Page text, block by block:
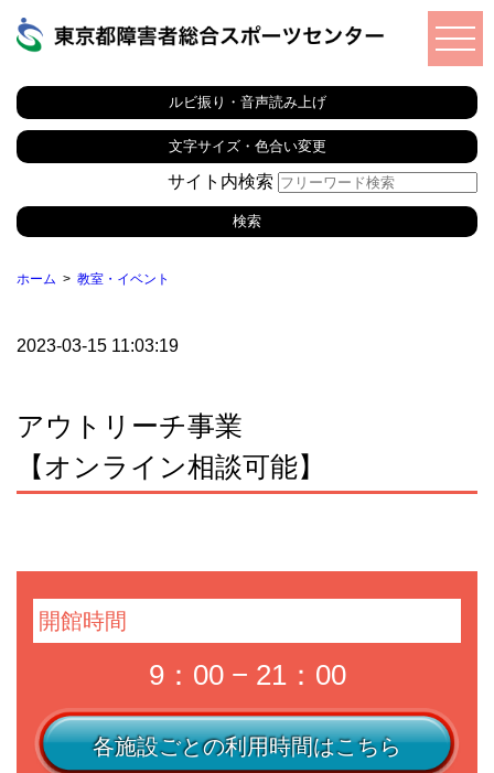
ルビ振り・音声読み上げ
文字サイズ・色合い変更
サイト内検索
ホーム 教室・イベント
2023-03-15 11:03:19
アウトリーチ事業
【オンライン相談可能】
開館時間
9：00 − 21：00
各施設ごとの利用時間はこちら